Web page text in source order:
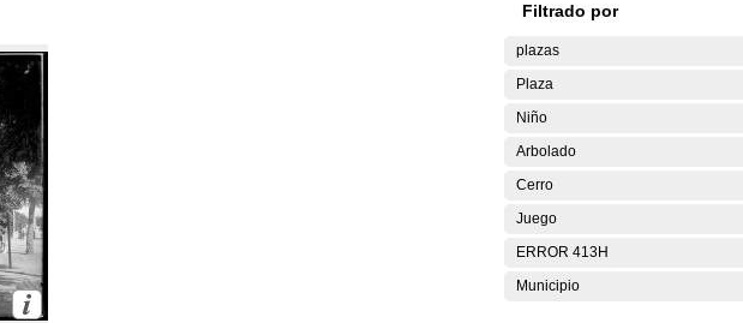
Filtrado por
plazas
Plaza
Niño
Arbolado
Cerro
Juego
ERROR 413H
Municipio